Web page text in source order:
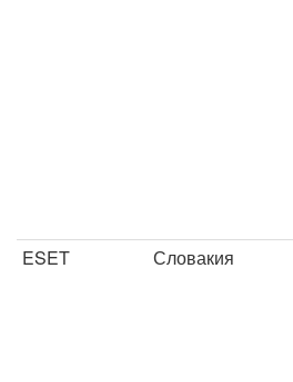
ESET
Словакия